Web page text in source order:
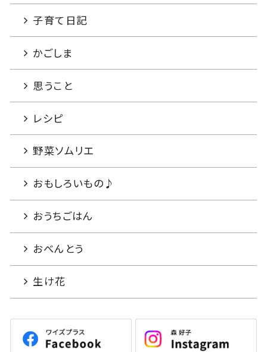
子育て日記
かごしま
思うこと
レシピ
野菜ソムリエ
おもしろいもの♪
おうちごはん
おべんとう
生け花